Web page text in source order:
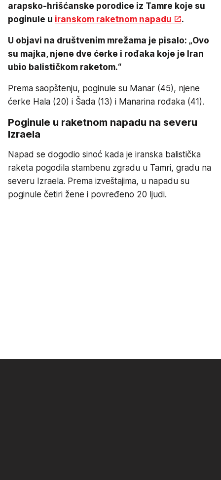
arapsko-hrišćanske porodice iz Tamre koje su
poginule u iranskom raketnom napadu .
U objavi na društvenim mrežama je pisalo: „Ovo
su majka, njene dve ćerke i rođaka koje je Iran
ubio balističkom raketom.“
Prema saopštenju, poginule su Manar (45), njene
ćerke Hala (20) i Šada (13) i Manarina rođaka (41).
Poginule u raketnom napadu na severu
Izraela
Napad se dogodio sinoć kada je iranska balistička
raketa pogodila stambenu zgradu u Tamri, gradu na
severu Izraela. Prema izveštajima, u napadu su
poginule četiri žene i povređeno 20 ljudi.